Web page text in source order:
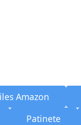
Amazon
Patinete